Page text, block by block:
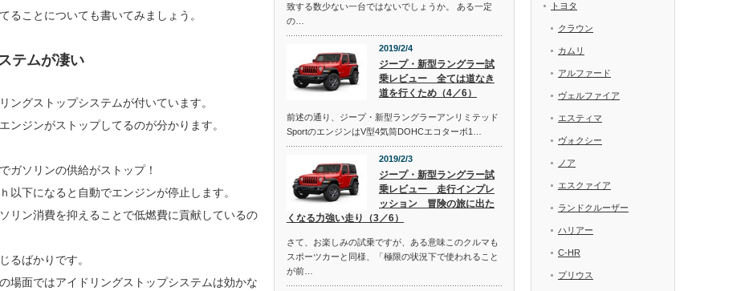
ることについても書いてみましょう。
テムが凄い
ングストップシステムが付いています。
ジンがストップしてるのが分かります。
ガソリンの供給がストップ！
以下になると自動でエンジンが停止します。
リン消費を抑えることで低燃費に貢献しているの
るばかりです。
場面ではアイドリングストップシステムは効かな
致する数少ない一台ではないでしょうか。 ある一定
の…
2019/2/4
ジープ・新型ラングラー試
乗レビュー 全ては道なき
道を行くため（4／6）
前述の通り、ジープ・新型ラングラーアンリミテッド
SportのエンジンはV型4気筒DOHCエコターボ1…
2019/2/3
ジープ・新型ラングラー試
乗レビュー 走行インプレ
ッション 冒険の旅に出た
くなる力強い走り（3／6）
さて、お楽しみの試乗ですが、ある意味このクルマも
スポーツカーと同様、「極限の状況下で使われること
が前…
トヨタ
クラウン
カムリ
アルファード
ヴェルファイア
エスティマ
ヴォクシー
ノア
エスクァイア
ランドクルーザー
ハリアー
C-HR
プリウス